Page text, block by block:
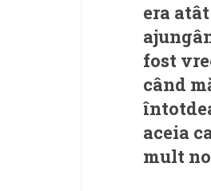
era
fost
când
aceia
mult